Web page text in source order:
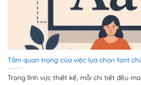
Tầm quan trọng của việc lựa chọn font
Trong lĩnh vực thiết kế, mỗi chi tiết đều